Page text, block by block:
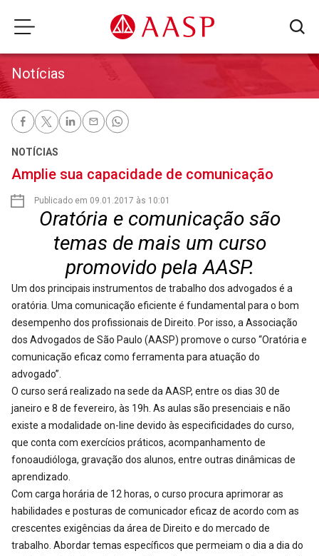
Notícias
NOTÍCIAS
Amplie sua capacidade de comunicação
Publicado em 09.01.2017 às 10:01
Oratória e comunicação são
temas de mais um curso
promovido pela AASP.
Um dos principais instrumentos de trabalho dos advogados é a
oratória. Uma comunicação eficiente é fundamental para o bom
desempenho dos profissionais de Direito. Por isso, a Associação
dos Advogados de São Paulo (AASP) promove o curso “Oratória e
comunicação eficaz como ferramenta para atuação do
advogado”.
O curso será realizado na sede da AASP, entre os dias 30 de
janeiro e 8 de fevereiro, às 19h. As aulas são presenciais e não
existe a modalidade on-line devido às especificidades do curso,
que conta com exercícios práticos, acompanhamento de
fonoaudióloga, gravação dos alunos, entre outras dinâmicas de
aprendizado.
Com carga horária de 12 horas, o curso procura aprimorar as
habilidades e posturas de comunicador eficaz de acordo com as
crescentes exigências da área de Direito e do mercado de
trabalho. Abordar temas específicos que permeiam o dia a dia do